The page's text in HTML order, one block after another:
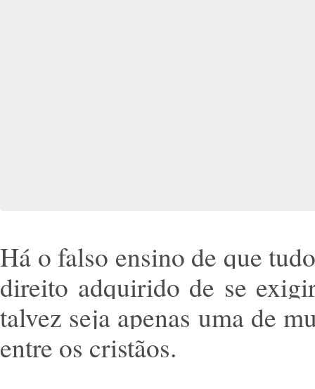
Há o falso ensino de que
direito adquirido de se
talvez seja apenas uma de
entre os cristãos.